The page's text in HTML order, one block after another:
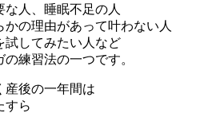
人、睡眠不足の人
の理由があって叶わない人
試してみたい人など
練習法の一つです。
産後の一年間は
すら